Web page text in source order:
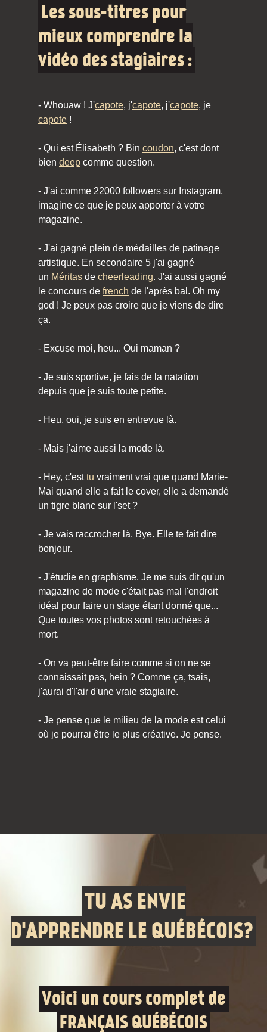
Les sous-titres pour
mieux comprendre la
vidéo des stagiaires :
- Whouaw ! J'capote, j'capote, j'capote, je
capote !
- Qui est Élisabeth ? Bin coudon, c'est dont
bien deep comme question.
- J'ai comme 22000 followers sur Instagram,
imagine ce que je peux apporter à votre
magazine.
- J'ai gagné plein de médailles de patinage
artistique. En secondaire 5 j'ai gagné
un Méritas de cheerleading. J'ai aussi gagné
le concours de french de l'après bal. Oh my
god ! Je peux pas croire que je viens de dire
ça.
- Excuse moi, heu... Oui maman ?
- Je suis sportive, je fais de la natation
depuis que je suis toute petite.
- Heu, oui, je suis en entrevue là.
- Mais j'aime aussi la mode là.
- Hey, c'esttu vraiment vrai que quand Marie-
Mai quand elle a fait le cover, elle a demandé
un tigre blanc sur l'set ?
- Je vais raccrocher là. Bye. Elle te fait dire
bonjour.
- J'étudie en graphisme. Je me suis dit qu'un
magazine de mode c'était pas mal l'endroit
idéal pour faire un stage étant donné que...
Que toutes vos photos sont retouchées à
mort.
- On va peut-être faire comme si on ne se
connaissait pas, hein ? Comme ça, tsais,
j'aurai d'l'air d'une vraie stagiaire.
- Je pense que le milieu de la mode est celui
où je pourrai être le plus créative. Je pense.
TU AS ENVIE
D'APPRENDRE LE QUÉBÉCOIS?
Voici un cours complet de
FRANÇAIS QUÉBÉCOIS